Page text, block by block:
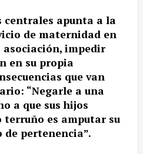
centrales apunta a la
de maternidad en
impedir
en su propia
que van
“Negarle a una
a que sus hijos
terruño es amputar su
pertenencia”.